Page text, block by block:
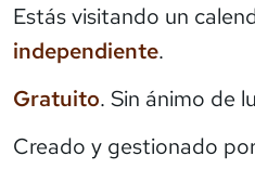
Estás visitando un
independiente.
Gratuito. Sin ánimo de
Creado y gestionado